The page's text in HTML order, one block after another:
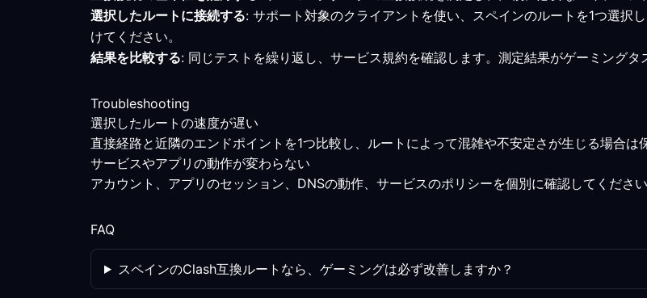
選択したルートに接続する: サポート対象のクライアントを使い、スペインのルートを1つ選択
けてください。
結果を比較する: 同じテストを繰り返し、サービス規約を確認します。測定結果がゲーミングタ
Troubleshooting
選択したルートの速度が遅い
直接経路と近隣のエンドポイントを1つ比較し、ルートによって混雑や不安定さが生じる場合は
サービスやアプリの動作が変わらない
アカウント、アプリのセッション、DNSの動作、サービスのポリシーを個別に確認してくださ
FAQ
スペインのClash互換ルートなら、ゲーミングは必ず改善しますか？